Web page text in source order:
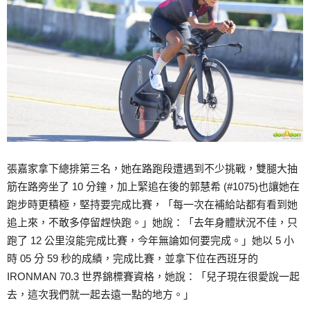
張嘉家拿下總排第三名，她在路跑段遭遇到不少挑戰，雙腿大抽
筋在路旁坐了 10 分鐘，加上緊追在後的郭慧希 (#1075)也讓她在
跑步時更積極，堅持要完成比賽，「每一次在補給站都有看到她
追上來，不敢多停留趕快跑。」她說：「去年身體狀況不佳，只
跑了 12 公里沒能完成比賽，今年無論如何要完成。」她以 5 小
時 05 分 59 秒的成績，完成比賽，並拿下位在西班牙的
IRONMAN 70.3 世界錦標賽資格，她說：「兒子現在很愛說一起
去，這次我們就一起去遠一點的地方。」